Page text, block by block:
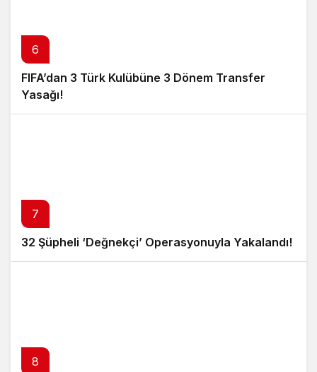
6
FIFA’dan 3 Türk Kulübüne 3 Dönem Transfer
Yasağı!
7
32 Şüpheli ‘Değnekçi’ Operasyonuyla Yakalandı!
8